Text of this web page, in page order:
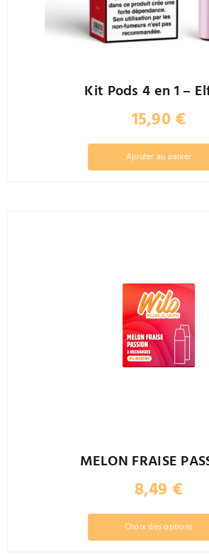
Kit Pods 4 en 1 –
15,90€
Ajouter au panier
MELON FRAISE
8,49 €
Choix des options
Ce
produit